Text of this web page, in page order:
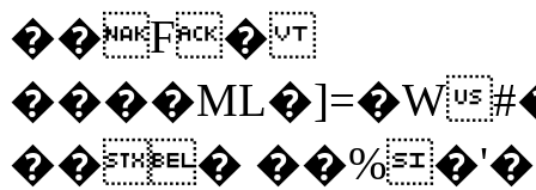
��F�
����ML�]=�W
���